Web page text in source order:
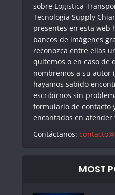
sobre Logistica
Tecnologia Supply
presentes en esta web
bancos de imágenes
reconozca entre ellas
quitemos o en caso de
nombremos a su autor
hayamos sabido
escribirnos sin
formulario de contacto
encantados en
Contáctanos:
MOST